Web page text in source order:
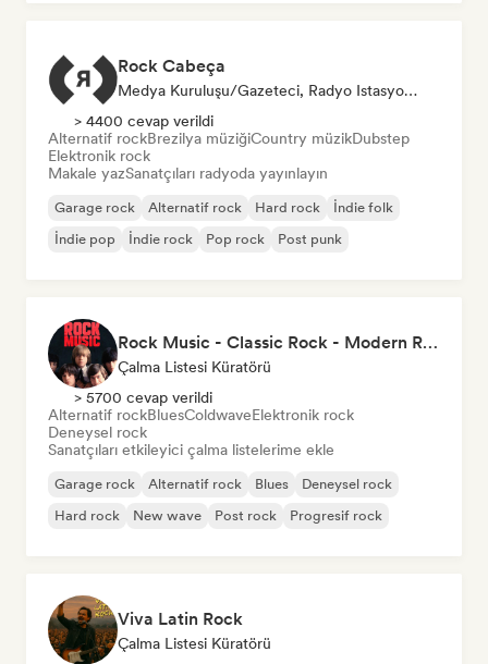
Rock Cabeça
Medya Kuruluşu/Gazeteci, Radyo Istasyonu
> 4400 cevap verildi
Alternatif rockBrezilya müziğiCountry müzikDubstep
Elektronik rock
Makale yazSanatçıları radyoda yayınlayın
Garage rock Alternatif rock Hard rock
İndie folk
İndie pop
İndie rock Pop rock Post punk
Rock Music - Classic Rock - Modern Rock
Çalma Listesi Küratörü
> 5700 cevap verildi
Alternatif rockBluesColdwaveElektronik rock
Deneysel rock
Sanatçıları etkileyici çalma listelerime ekle
Garage rock Alternatif rock Blues
Deneysel rock
Hard rock
New wave Post rock Progresif rock
Viva Latin Rock
Çalma Listesi Küratörü